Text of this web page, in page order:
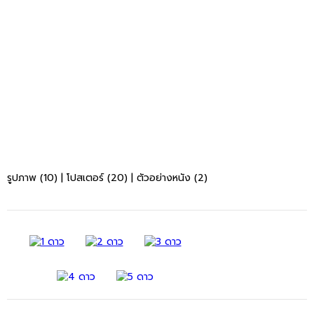
รูปภาพ (10) | โปสเตอร์ (20) | ตัวอย่างหนัง (2)